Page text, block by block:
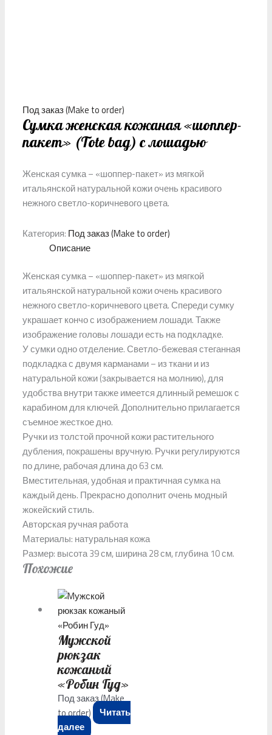
Под заказ (Make to order)
Сумка женская кожаная «шоппер-
пакет» (Tote bag) с лошадью
Женская сумка – «шоппер-пакет» из мягкой
итальянской натуральной кожи очень красивого
нежного светло-коричневого цвета.
Категория: Под заказ (Make to order)
Описание
Женская сумка – «шоппер-пакет» из мягкой
итальянской натуральной кожи очень красивого
нежного светло-коричневого цвета. Спереди сумку
украшает кончо с изображением лошади. Также
изображение головы лошади есть на подкладке.
У сумки одно отделение. Светло-бежевая стеганная
подкладка с двумя карманами – из ткани и из
натуральной кожи (закрывается на молнию), для
удобства внутри также имеется длинный ремешок с
карабином для ключей. Дополнительно прилагается
съемное жесткое дно.
Ручки из толстой прочной кожи растительного
дубления, покрашены вручную. Ручки регулируются
по длине, рабочая длина до 63 см.
Вместительная, удобная и практичная сумка на
каждый день. Прекрасно дополнит очень модный
жокейский стиль.
Авторская ручная работа
Материалы: натуральная кожа
Размер: высота 39 см, ширина 28 см, глубина 10 см.
Похожие
Mужской
рюкзак
кожаный
«Робин Гуд»
Под заказ (Make
to order)
Читать
далее